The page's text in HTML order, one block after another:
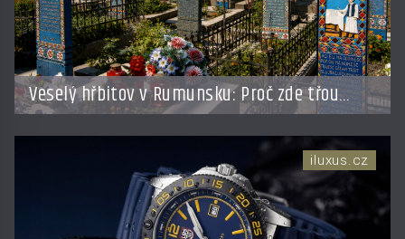
Veselý hřbitov v Rumunsku: Proč zde třou
pohřební plačky bídu s nouzí?
iluxus.cz